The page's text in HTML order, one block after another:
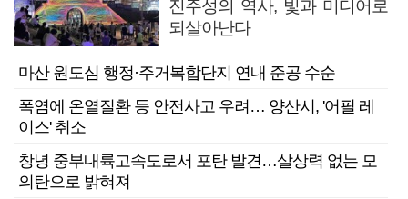
진주성의 역사, 빛과 미디어로
되살아난다
마산 원도심 행정·주거복합단지 연내 준공 수순
폭염에 온열질환 등 안전사고 우려… 양산시, '어필 레
이스' 취소
창녕 중부내륙고속도로서 포탄 발견…살상력 없는 모
의탄으로 밝혀져